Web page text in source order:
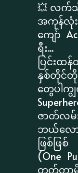
💥 လက်
အကုန်လုံ
ကျော်
ရီး...
ပြင်းထ
နှစ်တိုင်
တွေပါက
ဇာတ်လမ်
ဘယ်လော
ဖြစ်ဖ
(One
တတ်တာ